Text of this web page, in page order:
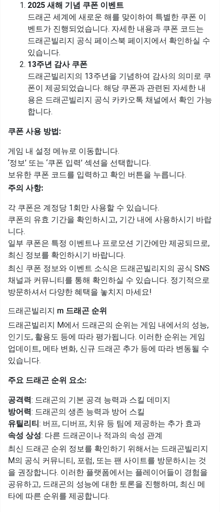
2025 새해 기념 쿠폰 이벤트
드래곤 세계에 새로운 해를 맞이하여 특별한 쿠폰 이
벤트가 진행되었습니다. 자세한 내용과 쿠폰 코드는
드래곤빌리지 공식 페이스북 페이지에서 확인하실 수
있습니다.
13주년 감사 쿠폰
드래곤빌리지의 13주년을 기념하여 감사의 의미로 쿠
폰이 제공되었습니다. 해당 쿠폰과 관련된 자세한 내
용은 드래곤빌리지 공식 카카오톡 채널에서 확인 가능
합니다.
쿠폰 사용 방법:
게임 내 설정 메뉴로 이동합니다.
‘정보’ 또는 ‘쿠폰 입력’ 섹션을 선택합니다.
보유한 쿠폰 코드를 입력하고 확인 버튼을 누릅니다.
주의 사항:
각 쿠폰은 계정당 1회만 사용할 수 있습니다.
쿠폰의 유효 기간을 확인하시고, 기간 내에 사용하시기 바랍
니다.
일부 쿠폰은 특정 이벤트나 프로모션 기간에만 제공되므로,
최신 정보를 확인하시기 바랍니다.
최신 쿠폰 정보와 이벤트 소식은 드래곤빌리지의 공식 SNS
채널과 커뮤니티를 통해 확인하실 수 있습니다. 정기적으로
방문하셔서 다양한 혜택을 놓치지 마세요!
드래곤빌리지 m 드래곤 순위
드래곤빌리지 M에서 드래곤의 순위는 게임 내에서의 성능,
인기도, 활용도 등에 따라 평가됩니다. 이러한 순위는 게임
업데이트, 메타 변화, 신규 드래곤 추가 등에 따라 변동될 수
있습니다.
주요 드래곤 순위 요소:
공격력: 드래곤의 기본 공격 능력과 스킬 데미지
방어력: 드래곤의 생존 능력과 방어 스킬
유틸리티: 버프, 디버프, 치유 등 팀에 제공하는 추가 효과
속성 상성: 다른 드래곤이나 적과의 속성 관계
최신 드래곤 순위 정보를 확인하기 위해서는 드래곤빌리지
M의 공식 커뮤니티, 포럼, 또는 팬 사이트를 방문하시는 것
을 권장합니다. 이러한 플랫폼에서는 플레이어들이 경험을
공유하고, 드래곤의 성능에 대한 토론을 진행하며, 최신 메
타에 따른 순위를 제공합니다.